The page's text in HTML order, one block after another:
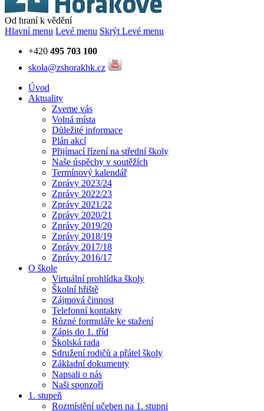
Od hraní k vědění
Hlavní menu Levé menu Skrýt Levé menu
+420 495 703 100
skola@zshorakhk.cz
Úvod
Aktuality
Zveme vás
Volná místa
Důležité informace
Plán akcí
Přijímací řízení na střední školy
Naše úspěchy v soutěžích
Termínový kalendář
Zprávy 2023/24
Zprávy 2022/23
Zprávy 2021/22
Zprávy 2020/21
Zprávy 2019/20
Zprávy 2018/19
Zprávy 2017/18
Zprávy 2016/17
O škole
Virtuální prohlídka školy
Školní hřiště
Zájmová činnost
Telefonní kontakty
Různé formuláře ke stažení
Zápis do 1. tříd
Školská rada
Sdružení rodičů a přátel školy
Základní dokumenty
Napsali o nás
Naši sponzoři
1. stupeň
Rozmístění učeben na 1. stupni